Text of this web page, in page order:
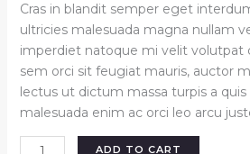
Cras in blandit semper eget
ultricies malesuada magna nullam
imperdiet natoque mi velit volutpat
sem orci sit feugiat mauris, auctor
lectus ut dictum massa turpis a
malesuada enim ac orci leo arcu
Exile
ADD TO CART